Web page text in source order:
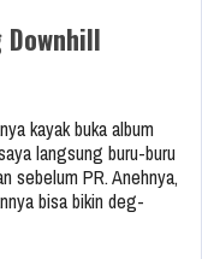
Downhill
kayak buka album
langsung buru-buru
sebelum PR. Anehnya,
bisa bikin deg-